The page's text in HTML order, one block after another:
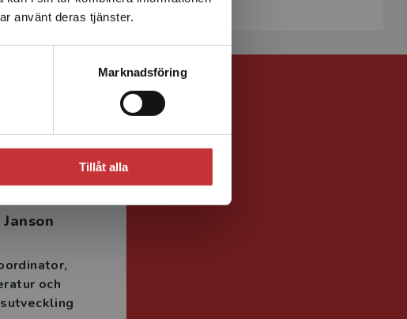
använt deras tjänster.
Marknadsföring
Tillåt alla
och